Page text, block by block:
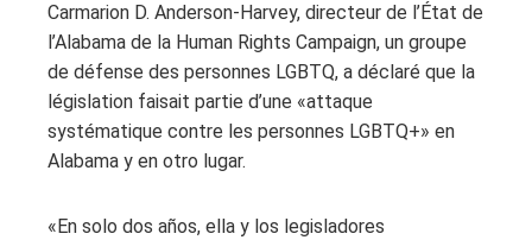
Carmarion D. Anderson-Harvey, directeur de l’État de
l’Alabama de la Human Rights Campaign, un groupe
de défense des personnes LGBTQ, a déclaré que la
législation faisait partie d’une «attaque
systématique contre les personnes LGBTQ+» en
Alabama y en otro lugar.
«En solo dos años, ella y los legisladores